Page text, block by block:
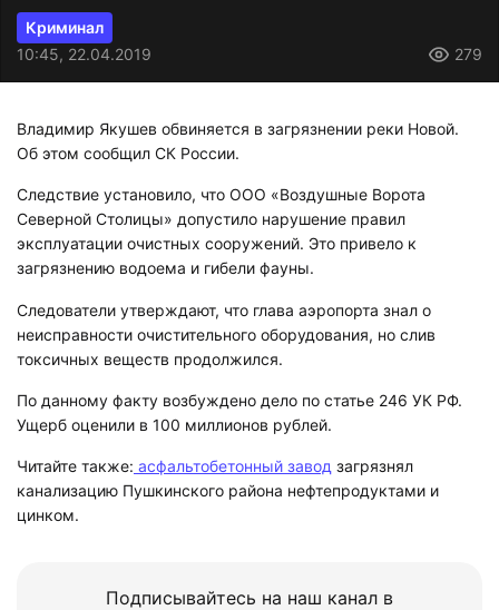
Криминал
10:45, 22.04.2019
279
Владимир Якушев обвиняется в загрязнении реки Новой.
Об этом сообщил СК России.
Следствие установило, что ООО «Воздушные Ворота
Северной Столицы» допустило нарушение правил
эксплуатации очистных сооружений. Это привело к
загрязнению водоема и гибели фауны.
Следователи утверждают, что глава аэропорта знал о
неисправности очистительного оборудования, но слив
токсичных веществ продолжился.
По данному факту возбуждено дело по статье 246 УК РФ.
Ущерб оценили в 100 миллионов рублей.
Читайте также: асфальтобетонный завод загрязнял
канализацию Пушкинского района нефтепродуктами и
цинком.
Подписывайтесь на наш канал в